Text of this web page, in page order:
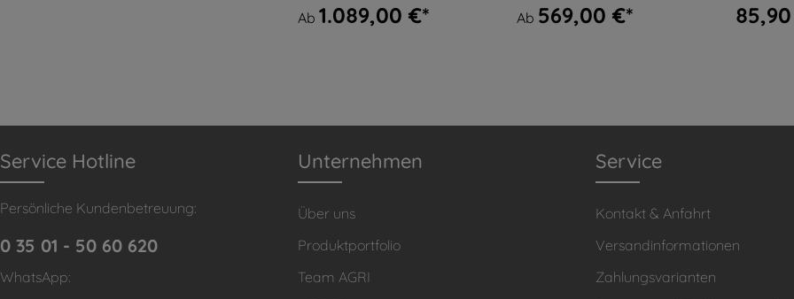
Ab 1.089,00 €* Ab 569,00 €*
Service Hotline
Persönliche Kundenbetreuung:
0 35 01 - 50 60 620
WhatsApp:
Unternehmen
Über uns
Produktportfolio
Team AGRI
Service
Kontakt & Anfahrt
Versandinformationen
Zahlungsvarianten